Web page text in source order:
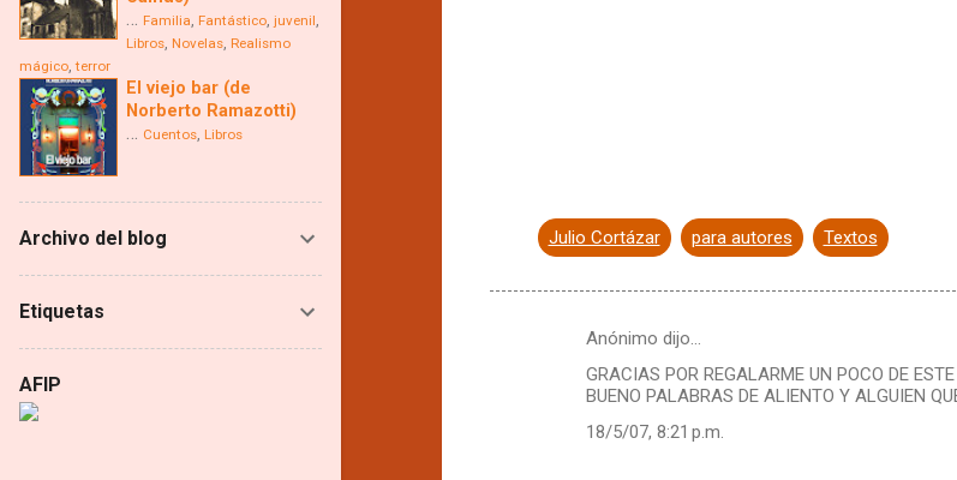
Julio Cortázar para autores Textos
Anónimo dijo…
GRACIAS POR REGALARME UN POCO DE
BUENO PALABRAS DE ALIENTO Y ALGUIEN
18/5/07, 8:21 p.m.
… Familia, Fantástico, juvenil,
Libros, Novelas, Realismo
mágico,terror
El viejo bar (de
Norberto Ramazotti)
… Cuentos, Libros
Archivo del blog
Etiquetas
AFIP